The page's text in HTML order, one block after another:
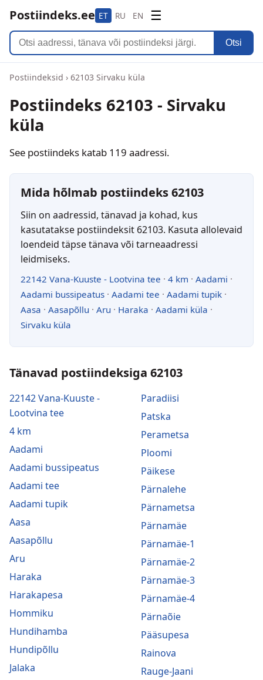
Postiindeks.ee ET RU EN ☰
Otsi
Postiindeksid › 62103 Sirvaku küla
Postiindeks 62103 - Sirvaku
küla
See postiindeks katab 119 aadressi.
Mida hõlmab postiindeks 62103
Siin on aadressid, tänavad ja kohad, kus
kasutatakse postiindeksit 62103. Kasuta allolevaid
loendeid täpse tänava või tarneaadressi
leidmiseks.
22142 Vana-Kuuste - Lootvina tee · 4 km · Aadami ·
Aadami bussipeatus · Aadami tee · Aadami tupik ·
Aasa · Aasapõllu · Aru · Haraka · Aadami küla ·
Sirvaku küla
Tänavad postiindeksiga 62103
22142 Vana-Kuuste -
Lootvina tee
4 km
Aadami
Aadami bussipeatus
Aadami tee
Aadami tupik
Aasa
Aasapõllu
Aru
Haraka
Harakapesa
Hommiku
Hundihamba
Hundipõllu
Jalaka
Paradiisi
Patska
Perametsa
Ploomi
Päikese
Pärnalehe
Pärnametsa
Pärnamäe
Pärnamäe-1
Pärnamäe-2
Pärnamäe-3
Pärnamäe-4
Pärnaõie
Pääsupesa
Rainova
Rauge-Jaani